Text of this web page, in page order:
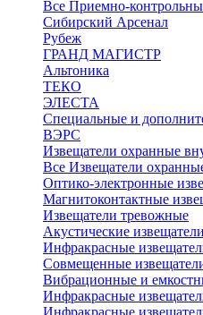
Все Приемно-
Сибирский Арсенал
Рубеж
ГРАНД МАГИСТР
Альтоника
ТЕКО
ЭЛЕСТА
Специальные и
ВЭРС
Извещатели охранные
Все Извещатели
Оптико-электронные
Магнитоконтактные
Извещатели тревожные
Акустические извещатели
Инфракрасные
Совмещенные
Вибрационные и
Инфракрасные
Инфракрасные